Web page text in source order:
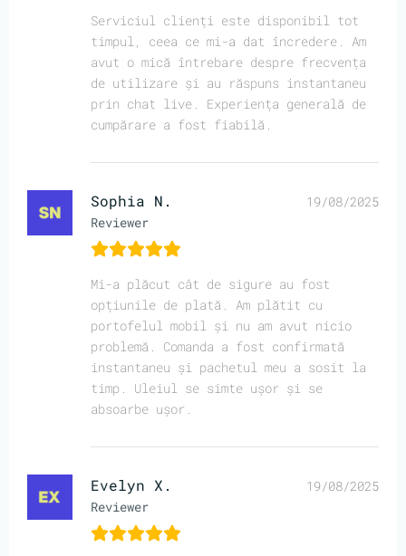
Serviciul clienți este disponibil tot
timpul, ceea ce mi-a dat încredere. Am
avut o mică întrebare despre frecvența
de utilizare și au răspuns instantaneu
prin chat live. Experiența generală de
cumpărare a fost fiabilă.
Sophia N.
Reviewer
19/08/2025
Mi-a plăcut cât de sigure au fost
opțiunile de plată. Am plătit cu
portofelul mobil și nu am avut nicio
problemă. Comanda a fost confirmată
instantaneu și pachetul meu a sosit la
timp. Uleiul se simte ușor și se
absoarbe ușor.
Evelyn X.
Reviewer
19/08/2025